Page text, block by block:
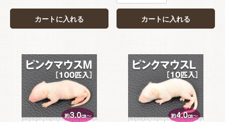
カートに入れる カートに入れる